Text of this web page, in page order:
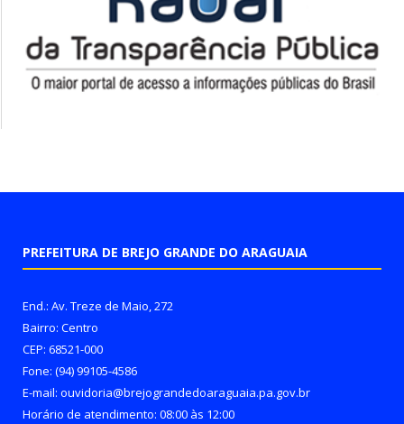
PREFEITURA DE BREJO GRANDE DO ARAGUAIA
End.: Av. Treze de Maio, 272
Bairro: Centro
CEP: 68521-000
Fone: (94) 99105-4586
E-mail: ouvidoria@brejograndedoaraguaia.pa.gov.br
Horário de atendimento: 08:00 às 12:00